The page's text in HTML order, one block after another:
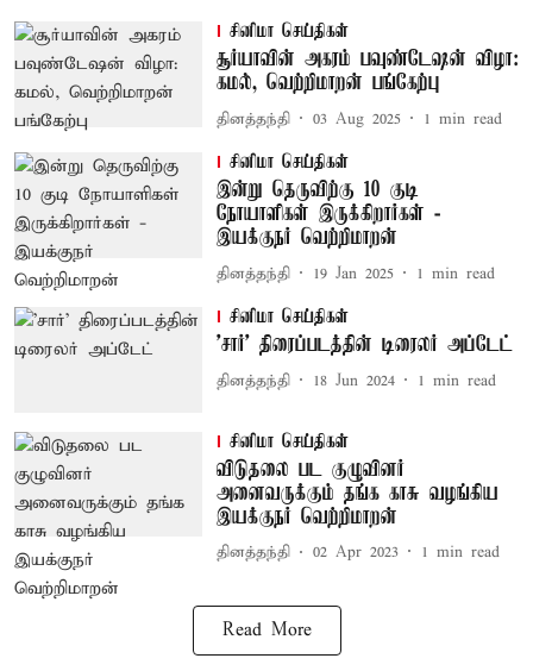
சினிமா செய்திகள்
சூர்யாவின் அகரம் பவுண்டேஷன் விழா:
கமல், வெற்றிமாறன் பங்கேற்பு
தினத்தந்தி 03 Aug 2025 1 min read
சினிமா செய்திகள்
இன்று தெருவிற்கு 10 குடி
நோயாளிகள் இருக்கிறார்கள் -
இயக்குநர் வெற்றிமாறன்
தினத்தந்தி 19 Jan 2025 1 min read
சினிமா செய்திகள்
'சார்' திரைப்படத்தின் டிரைலர் அப்டேட்
தினத்தந்தி 18 Jun 2024 1 min read
சினிமா செய்திகள்
விடுதலை பட குழுவினர்
அனைவருக்கும் தங்க காசு வழங்கிய
இயக்குநர் வெற்றிமாறன்
தினத்தந்தி 02 Apr 2023 1 min read
Read More